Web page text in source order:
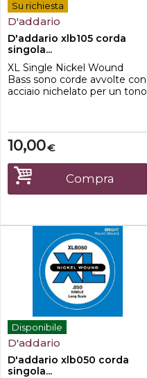
Su richiesta
D'addario
D'addario xlb105 corda
singola...
XL Single Nickel Wound
Bass sono corde avvolte con
acciaio nichelato per un tono
€
10,00
Compra
Disponibile
D'addario
D'addario xlb050 corda
singola...